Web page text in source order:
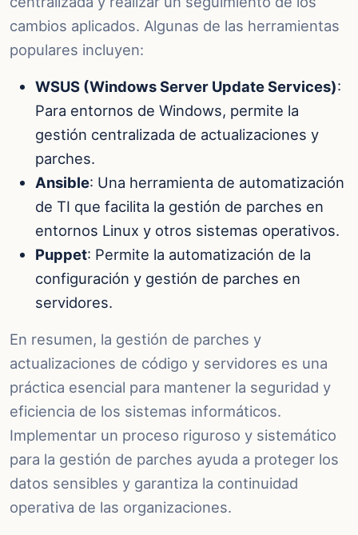
cambios aplicados. Algunas de las herramientas
populares incluyen:
WSUS (Windows Server Update Services):
Para entornos de Windows, permite la
gestión centralizada de actualizaciones y
parches.
Ansible: Una herramienta de automatización
de TI que facilita la gestión de parches en
entornos Linux y otros sistemas operativos.
Puppet: Permite la automatización de la
configuración y gestión de parches en
servidores.
En resumen, la gestión de parches y
actualizaciones de código y servidores es una
práctica esencial para mantener la seguridad y
eficiencia de los sistemas informáticos.
Implementar un proceso riguroso y sistemático
para la gestión de parches ayuda a proteger los
datos sensibles y garantiza la continuidad
operativa de las organizaciones.